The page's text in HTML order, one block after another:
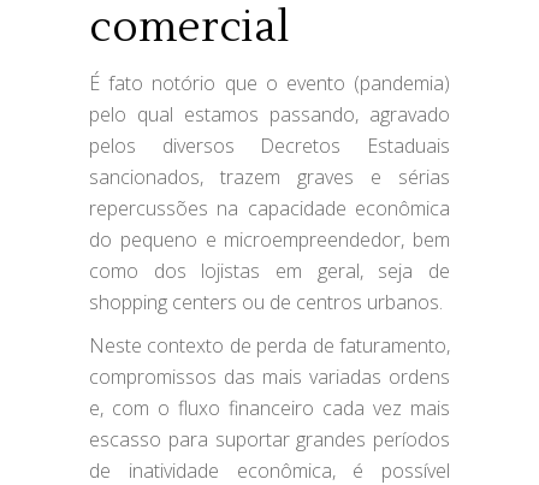
comercial
É fato notório que o evento (pandemia)
pelo qual estamos passando, agravado
pelos diversos Decretos Estaduais
sancionados, trazem graves e sérias
repercussões na capacidade econômica
do pequeno e microempreendedor, bem
como dos lojistas em geral, seja de
shopping centers ou de centros urbanos.
Neste contexto de perda de faturamento,
compromissos das mais variadas ordens
e, com o fluxo financeiro cada vez mais
escasso para suportar grandes períodos
de inatividade econômica, é possível